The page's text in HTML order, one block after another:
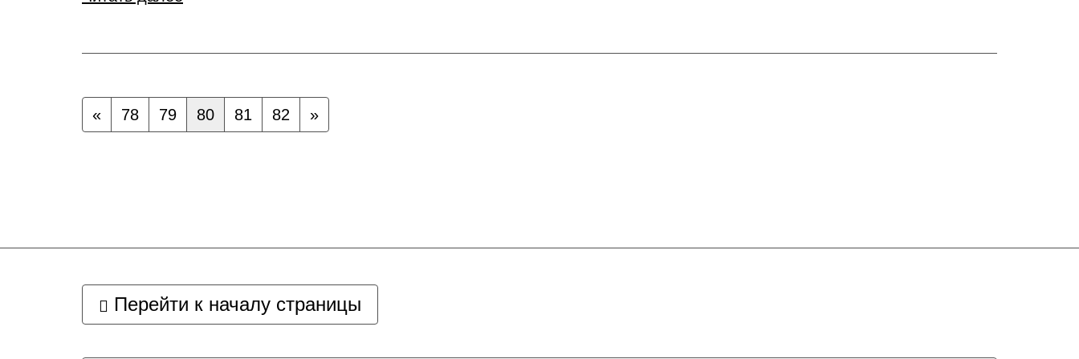
« 78 79 80 81 82 »
Перейти к началу страницы